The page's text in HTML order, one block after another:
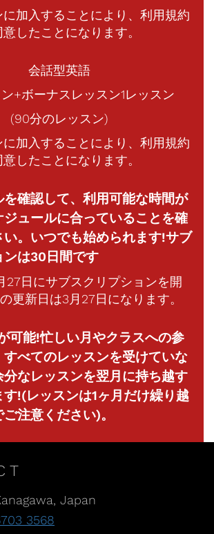
加入することにより、利用規約
意したことになります。
会話型英語
+ボーナスレッスン1レッスン
(90分のレッスン)
加入することにより、利用規約
意したことになります。
を確認して、利用可能な時間が
ジュールに合っていることを確
。いつでも始められます!サブ
ンは30日間です
27日にサブスクリプションを開
更新日は3月27日になります。
可能!忙しい月やクラスへの参
すべてのレッスンを受けていな
分なレッスンを翌月に持ち越す
す!(レッスンは1ヶ月だけ繰り越
注意ください)。
Japan
3568